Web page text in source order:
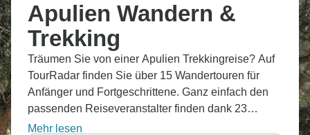
Apulien Wandern &
Trekking
Träumen Sie von einer Apulien Trekkingreise? Auf
TourRadar finden Sie über 15 Wandertouren für
Anfänger und Fortgeschrittene. Ganz einfach den
passenden Reiseveranstalter finden dank 23
Erfahrungsberichten.
Mehr lesen